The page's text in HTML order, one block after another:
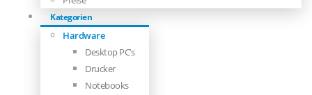
Kategorien
Hardware
Desktop PC’s
Drucker
Notebooks